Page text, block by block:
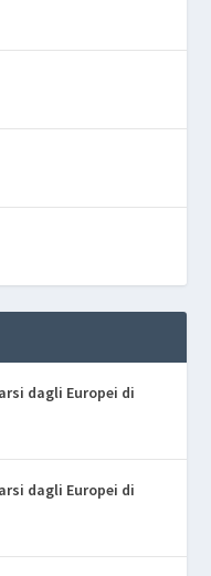
dagli Europei di
dagli Europei di